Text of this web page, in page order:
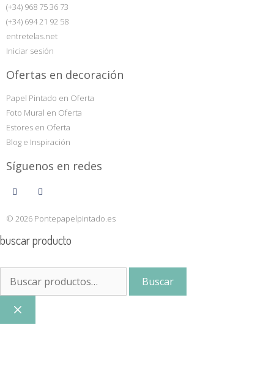
(+34) 968 75 36 73
(+34) 694 21 92 58
entretelas.net
Iniciar sesión
Ofertas en decoración
Papel Pintado en Oferta
Foto Mural en Oferta
Estores en Oferta
Blog e Inspiración
Síguenos en redes
© 2026 Pontepapelpintado.es
buscar producto
Buscar